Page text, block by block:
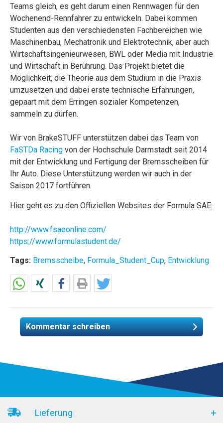
Teams gleich, es geht darum einen Rennwagen für den
Wochenend-Rennfahrer zu entwickeln. Dabei kommen
Studenten aus den verschiedensten Fachbereichen wie
Maschinenbau, Mechatronik und Elektrotechnik, aber auch
Wirtschaftsingenieurwesen, BWL oder Media mit Industrie
und Wirtschaft in Berührung. Das Projekt bietet die
Möglichkeit, die Theorie aus dem Studium in die Praxis
umzusetzen und dabei erste technische Erfahrungen,
gepaart mit dem Erringen sozialer Kompetenzen,
sammeln zu dürfen.
Wir von BrakeSTUFF unterstützen dabei das Team von
FaSTDa Racing von der Hochschule Darmstadt seit 2014
mit der Entwicklung und Fertigung der Bremsscheiben für
Ihr Auto. Diese Unterstützung werden wir auch in der
Saison 2017 fortführen.
Hier geht es zu den Offiziellen Websites der Formula SAE:
http://www.fsaeonline.com/
https://www.formulastudent.de/
Tags: Bremsscheibe, Formula_Student_Cup, Entwicklung
Kommentar schreiben
Lieferung